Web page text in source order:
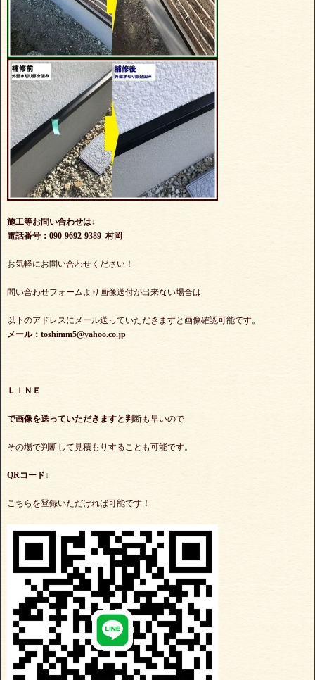
施工等お問い合わせは↓
電話番号：090-9692-9389 村岡
お気軽にお問い合わせください！
問い合わせフォームより画像送付が出来ない場合は
以下のアドレスにメール送っていただきますと画像確認可能です。
メール：toshimm5@yahoo.co.jp
ＬＩＮＥ
で画像を送っていただきますと判 断も早いので
その場で判断して見積もりすることも可能です。
QRコード↓
こちらを登録いただければ可能です！